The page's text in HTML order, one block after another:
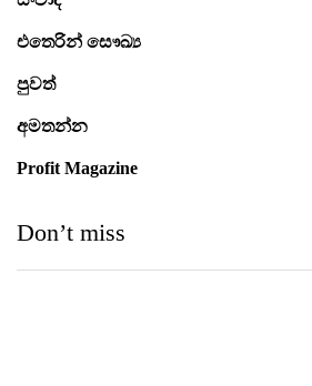
එතෙරින් සෞඛ්‍ය
පුවත්
අමතන්න
Profit Magazine
Don’t miss